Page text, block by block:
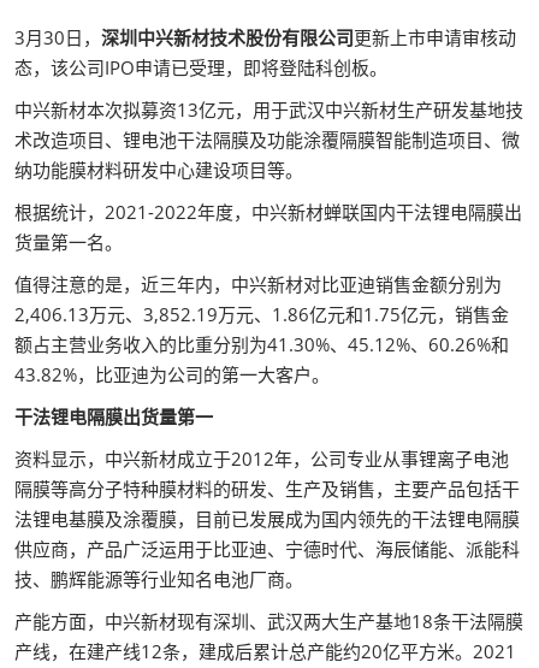
3月30日， 深圳中兴新材技术股份有限公司更新上市申请审核动
态，该公司IPO申请已受理，即将登陆科创板。
中兴新材本次拟募资13亿元，用于武汉中兴新材生产研发基地技
术改造项目、锂电池干法隔膜及功能涂覆隔膜智能制造项目、微
纳功能膜材料研发中心建设项目等。
根据统计，2021-2022年度，中兴新材蝉联国内干法锂电隔膜出
货量第一名。
值得注意的是，近三年内，中兴新材对比亚迪销售金额分别为
2,406.13万元、3,852.19万元、1.86亿元和1.75亿元，销售金
额占主营业务收入的比重分别为41.30%、45.12%、60.26%和
43.82%，比亚迪为公司的第一大客户。
干法锂电隔膜出货量第一
资料显示，中兴新材成立于2012年，公司专业从事锂离子电池
隔膜等高分子特种膜材料的研发、生产及销售，主要产品包括干
法锂电基膜及涂覆膜，目前已发展成为国内领先的干法锂电隔膜
供应商，产品广泛运用于比亚迪、宁德时代、海辰储能、派能科
技、鹏辉能源等行业知名电池厂商。
产能方面，中兴新材现有深圳、武汉两大生产基地18条干法隔膜
产线，在建产线12条，建成后累计总产能约20亿平方米。2021